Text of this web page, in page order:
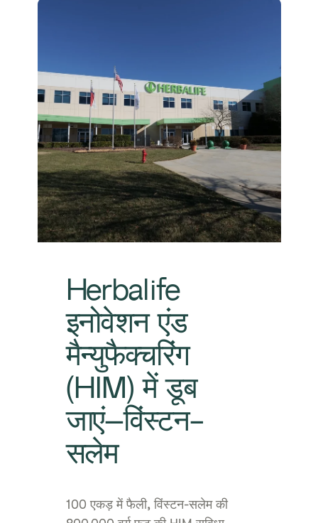
Herbalife
इनोवेशन एंड
मैन्युफैक्चरिंग
(HIM) में डूब
जाएं–विंस्टन-
सलेम
100 एकड़ में फैली, विंस्टन-सलेम की